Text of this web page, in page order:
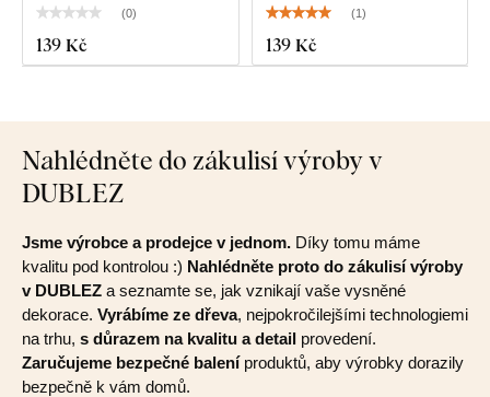
(0)
139 Kč
(1)
139 Kč
Nahlédněte do zákulisí výroby v
DUBLEZ
Jsme výrobce a prodejce v jednom. Díky tomu máme
kvalitu pod kontrolou :) Nahlédněte proto do zákulisí výroby
v DUBLEZ a seznamte se, jak vznikají vaše vysněné
dekorace. Vyrábíme ze dřeva, nejpokročilejšími technologiemi
na trhu, s důrazem na kvalitu a detail provedení.
Zaručujeme bezpečné baleníproduktů, aby výrobky dorazily
bezpečně k vám domů.